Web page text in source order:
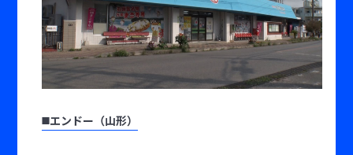
◼️エンドー（山形）